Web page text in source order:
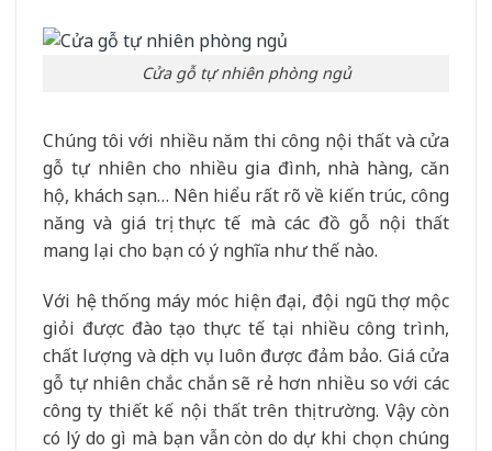
Cửa gỗ tự nhiên phòng ngủ
Chúng tôi với nhiều năm thi công nội thất và cửa
gỗ tự nhiên cho nhiều gia đình, nhà hàng, căn
hộ, khách sạn… Nên hiểu rất rõ về kiến trúc, công
năng và giá trị thực tế mà các đồ gỗ nội thất
mang lại cho bạn có ý nghĩa như thế nào.
Với hệ thống máy móc hiện đại, đội ngũ thợ mộc
giỏi được đào tạo thực tế tại nhiều công trình,
chất lượng và dịch vụ luôn được đảm bảo. Giá cửa
gỗ tự nhiên chắc chắn sẽ rẻ hơn nhiều so với các
công ty thiết kế nội thất trên thị trường. Vậy còn
có lý do gì mà bạn vẫn còn do dự khi chọn chúng